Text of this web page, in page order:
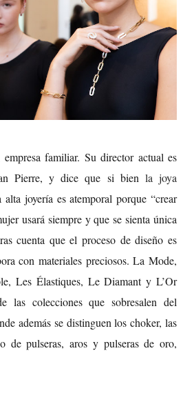
familiar. Su director actual es
Pierre, y dice que si bien la joya
joyería es atemporal porque “crear
usará siempre y que se sienta única
cuenta que el proceso de diseño es
con materiales preciosos. La Mode,
Les Élastiques, Le Diamant y L’Or
las colecciones que sobresalen del
además se distinguen los choker, las
de pulseras, aros y pulseras de oro,